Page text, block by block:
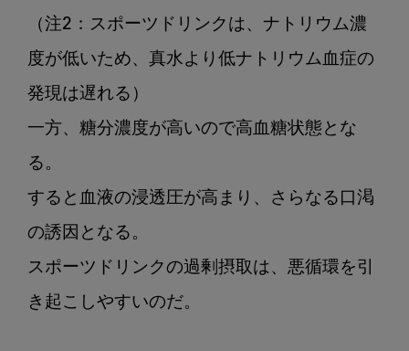
（注2：スポーツドリンクは、ナトリウム濃
度が低いため、真水より低ナトリウム血症の
発現は遅れる）
一方、糖分濃度が高いので高血糖状態とな
る。
すると血液の浸透圧が高まり、さらなる口渇
の誘因となる。
スポーツドリンクの過剰摂取は、悪循環を引
き起こしやすいのだ。